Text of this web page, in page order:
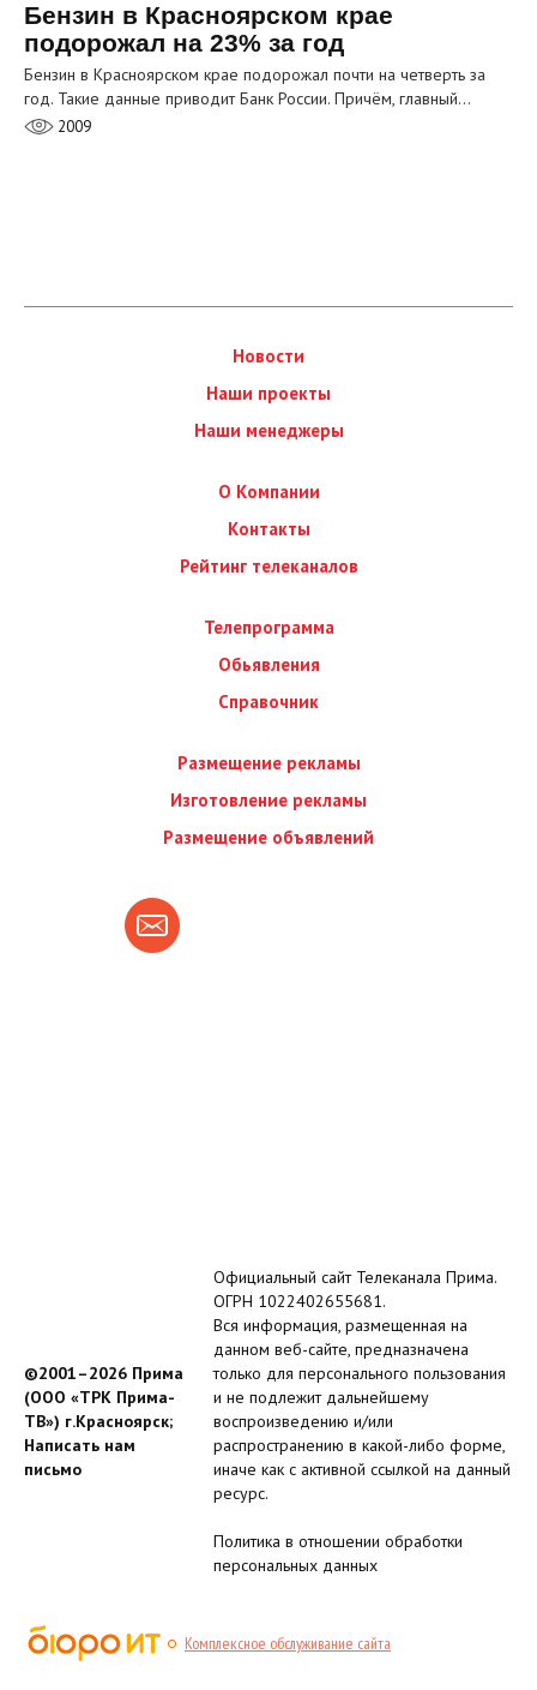
Бензин в Красноярском крае
подорожал на 23% за год
Бензин в Красноярском крае подорожал почти на четверть за
год. Такие данные приводит Банк России. Причём, главный…
2009
Новости
Наши проекты
Наши менеджеры
О Компании
Контакты
Рейтинг телеканалов
Телепрограмма
Обьявления
Справочник
Размещение рекламы
Изготовление рекламы
Размещение объявлений
©2001–2026 Прима
(ООО «ТРК Прима-
ТВ») г.Красноярск;
Написать нам
письмо
Официальный сайт Телеканала Прима.
ОГРН 1022402655681.
Вся информация, размещенная на
данном веб-сайте, предназначена
только для персонального пользования
и не подлежит дальнейшему
воспроизведению и/или
распространению в какой-либо форме,
иначе как с активной ссылкой на данный
ресурс.
Политика в отношении обработки
персональных данных
Комплексное обслуживание сайта